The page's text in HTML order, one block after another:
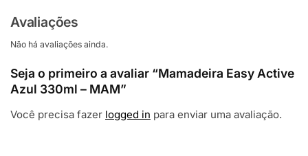
Avaliações
Não há avaliações ainda.
Seja o primeiro a avaliar “Mamadeira Easy Active
Azul 330ml – MAM”
Você precisa fazer logged in para enviar uma avaliação.